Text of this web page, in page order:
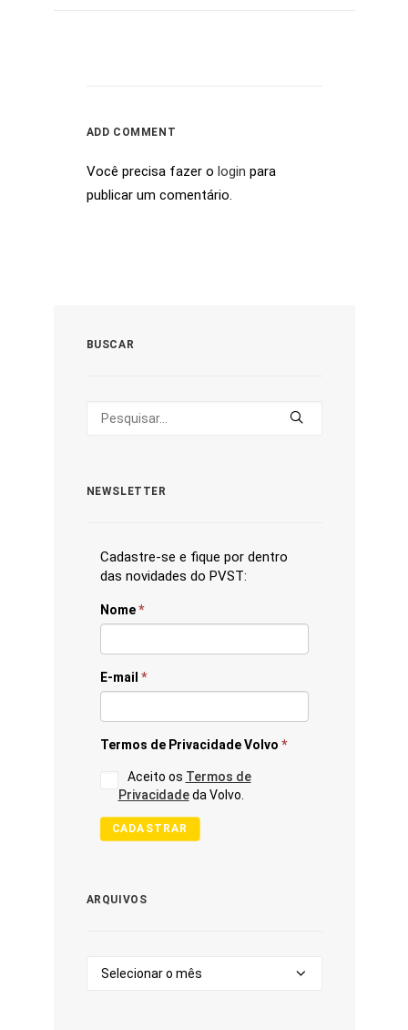
ADD COMMENT
Você precisa fazer o login para
publicar um comentário.
BUSCAR
NEWSLETTER
Cadastre-se e fique por dentro
das novidades do PVST:
Nome*
E-mail *
Termos de Privacidade Volvo *
Aceito os Termos de
Privacidadeda Volvo.
CADASTRAR
ARQUIVOS
Arquivos